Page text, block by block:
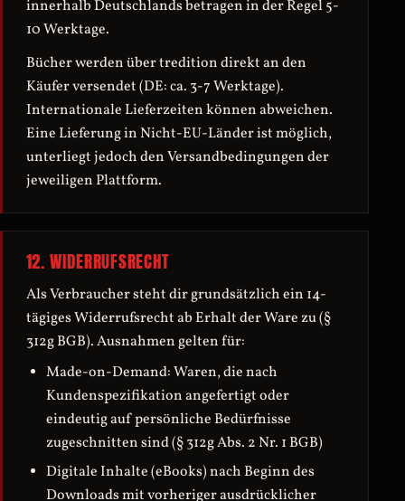
innerhalb Deutschlands betragen in der Regel 5-
10 Werktage.
Bücher werden über tredition direkt an den
Käufer versendet (DE: ca. 3-7 Werktage).
Internationale Lieferzeiten können abweichen.
Eine Lieferung in Nicht-EU-Länder ist möglich,
unterliegt jedoch den Versandbedingungen der
jeweiligen Plattform.
12. WIDERRUFSRECHT
Als Verbraucher steht dir grundsätzlich ein 14-
tägiges Widerrufsrecht ab Erhalt der Ware zu (§
312g BGB). Ausnahmen gelten für:
Made-on-Demand: Waren, die nach
Kundenspezifikation angefertigt oder
eindeutig auf persönliche Bedürfnisse
zugeschnitten sind (§ 312g Abs. 2 Nr. 1 BGB)
Digitale Inhalte (eBooks) nach Beginn des
Downloads mit vorheriger ausdrücklicher